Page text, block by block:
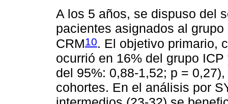
A los 5 años, se dispuso del
pacientes asignados al
CRM10. El objetivo primario,
ocurrió en 16% del grupo
del 95%: 0,88-1,52; p =
cohortes. En el análisis por